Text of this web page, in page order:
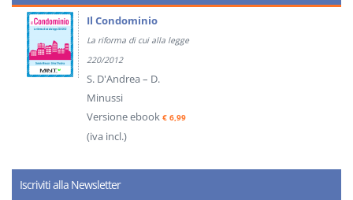
Il Condominio
La riforma di cui alla legge
220/2012
S. D'Andrea – D.
Minussi
Versione ebook € 6,99
(iva incl.)
Iscriviti alla Newsletter